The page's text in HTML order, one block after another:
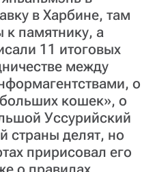
в Харбине, там
памятнику, а
11 итоговых
между
о
кошек», о
Уссурийский
страны делят, но
пририсовал его